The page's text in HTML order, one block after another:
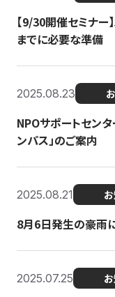
【9/30開催セミナー
までに必要な準備
2025.08.23
NPOサポートセン
ンパス」のご案内
2025.08.21
8月6日発生の豪雨
2025.07.25